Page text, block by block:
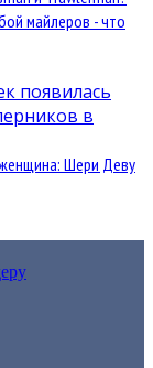
майлеров - что
Шери Деву